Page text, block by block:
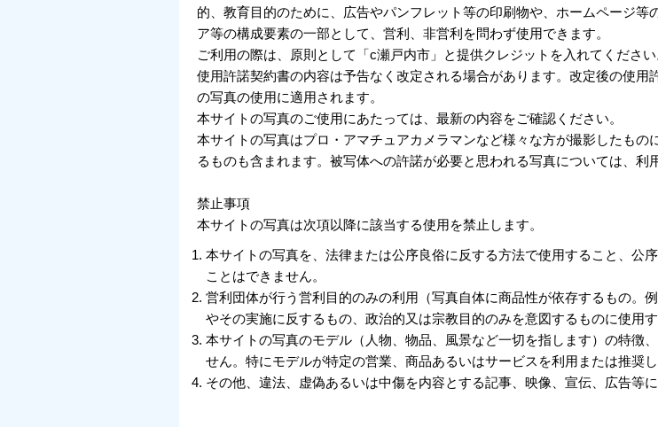
的、教育目的のために、広告やパンフレット等の印刷物や、ホームページ
ア等の構成要素の一部として、営利、非営利を問わず使用できます。
ご利用の際は、原則として「c瀬戸内市」と提供クレジットを入れてください
使用許諾契約書の内容は予告なく改定される場合があります。改定後の使
の写真の使用に適用されます。
本サイトの写真のご使用にあたっては、最新の内容をご確認ください。
本サイトの写真はプロ・アマチュアカメラマンなど様々な方が撮影したも
るものも含まれます。被写体への許諾が必要と思われる写真については、利
禁止事項
本サイトの写真は次項以降に該当する使用を禁止します。
本サイトの写真を、法律または公序良俗に反する方法で使用すること、公
ことはできません。
営利団体が行う営利目的のみの利用（写真自体に商品性が依存するもの。
やその実施に反するもの、政治的又は宗教目的のみを意図するものに使用す
本サイトの写真のモデル（人物、物品、風景など一切を指します）の特徴
せん。特にモデルが特定の営業、商品あるいはサービスを利用または推奨
その他、違法、虚偽あるいは中傷を内容とする記事、映像、宣伝、広告等